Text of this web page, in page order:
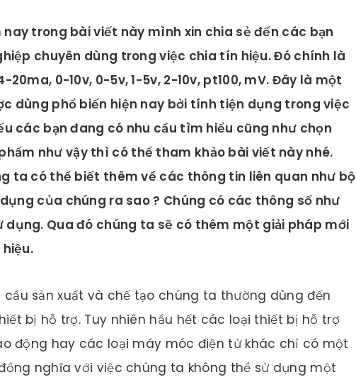
trong bài viết này mình xin chia sẻ đến các bạn
chuyên dùng trong việc chia tín hiệu. Đó chính là
0-10v, 0-5v, 1-5v, 2-10v, pt100, mV. Đây là một
dùng phổ biến hiện nay bởi tính tiện dụng trong việc
các bạn đang có nhu cầu tìm hiểu cũng như chọn
như vậy thì có thể tham khảo bài viết này nhé.
ta có thể biết thêm về các thông tin liên quan như bộ
của chúng ra sao ? Chúng có các thông số như
Qua đó chúng ta sẽ có thêm một giải pháp mới
sản xuất và chế tạo chúng ta thường dùng đến
bị hỗ trợ. Tuy nhiên hầu hết các loại thiết bị hỗ trợ
động hay các loại máy móc điện tử khác chỉ có một
nghĩa với việc chúng ta không thể sử dụng một